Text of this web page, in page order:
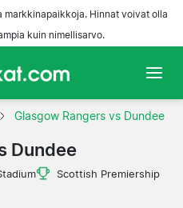
markkinapaikkoja. Hinnat voivat olla
kuin nimellisarvo.
Glasgow Rangers vs Dundee
Dundee
Scottish Premiership